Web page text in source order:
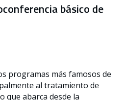
básico de
programas más famosos de
al tratamiento de
que abarca desde la